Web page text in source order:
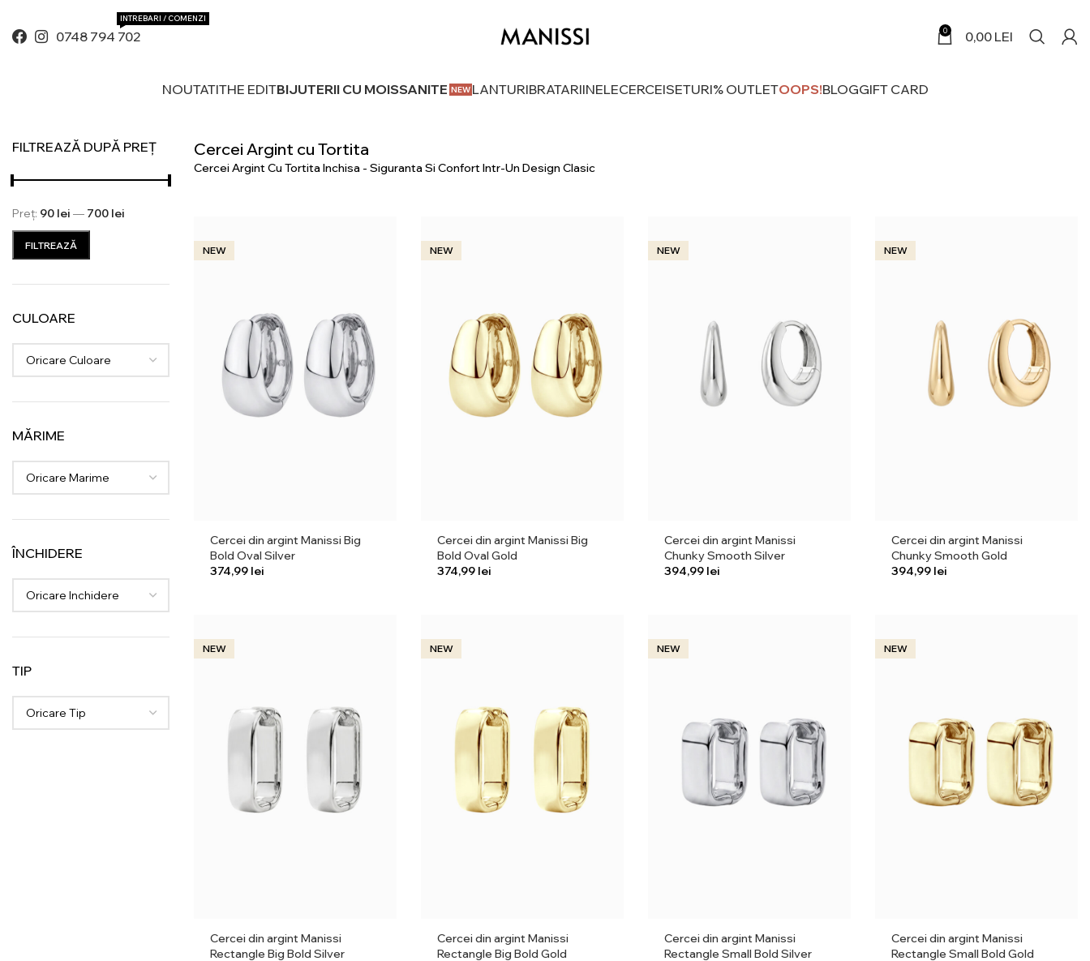
0748 794 702
INTREBARI / COMENZI
0
0,00 LEI
NOUTATITHE EDITBIJUTERII CU MOISSANITE LANTURIBRATARIINELECERCEISETURI% OUTLETOOPS!BLOGGIFT CARD
FILTREAZĂ DUPĂ PREȚ
Preț
minim
Preț
maxim
FILTREAZĂ
Preț: 90 lei — 700 lei
CULOARE
Oricare Culoare
MĂRIME
Oricare Marime
ÎNCHIDERE
Oricare Inchidere
TIP
Oricare Tip
Cercei Argint cu Tortita
Cercei Argint Cu Tortita Inchisa - Siguranta Si Confort Intr-Un Design Clasic
NEW
Cercei din argint Manissi Big
Bold Oval Silver
lei
NEW
Cercei din argint Manissi Big
Bold Oval Gold
lei
NEW
Cercei din argint Manissi
Chunky Smooth Silver
lei
NEW
Cercei din argint Manissi
Chunky Smooth Gold
lei
NEW
Cercei din argint Manissi
Rectangle Big Bold Silver
NEW
Cercei din argint Manissi
Rectangle Big Bold Gold
NEW
Cercei din argint Manissi
Rectangle Small Bold Silver
NEW
Cercei din argint Manissi
Rectangle Small Bold Gold